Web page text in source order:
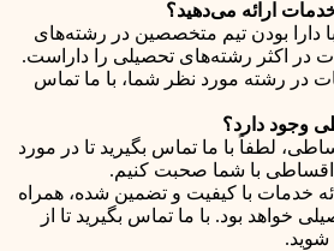
دارا بودن تیم متخصصین در رشته‌های
در اکثر رشته‌های تحصیلی را داراست.
در رشته مورد نظر شما، با ما تماس
لطفاً با ما تماس بگیرید تا در مورد
با شما صحبت کنیم.
خدمات با کیفیت و تضمین شده، همراه
خواهد بود. با ما تماس بگیرید تا از
شوید.